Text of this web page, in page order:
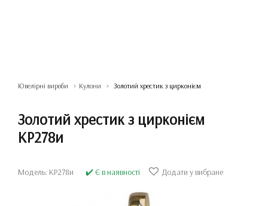
Ювелірні вироби Кулони Золотий хрестик з цирконієм
Золотий хрестик з цирконієм
КР278и
Модель: КР278и ✔️ Є в наявності Додати у вибране